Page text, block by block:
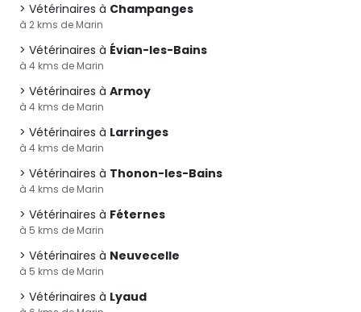
Vétérinaires à Champanges
à 2 kms de Marin
Vétérinaires à Évian-les-Bains
à 4 kms de Marin
Vétérinaires à Armoy
à 4 kms de Marin
Vétérinaires à Larringes
à 4 kms de Marin
Vétérinaires à Thonon-les-Bains
à 4 kms de Marin
Vétérinaires à Féternes
à 5 kms de Marin
Vétérinaires à Neuvecelle
à 5 kms de Marin
Vétérinaires à Lyaud